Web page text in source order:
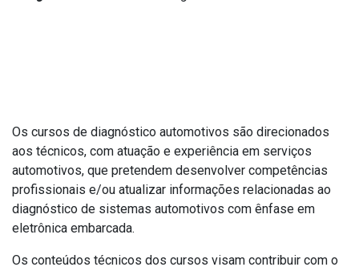
Os cursos de diagnóstico automotivos são direcionados
aos técnicos, com atuação e experiência em serviços
automotivos, que pretendem desenvolver competências
profissionais e/ou atualizar informações relacionadas ao
diagnóstico de sistemas automotivos com ênfase em
eletrônica embarcada.
Os conteúdos técnicos dos cursos visam contribuir com o